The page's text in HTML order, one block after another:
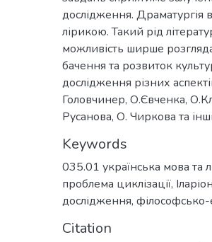
дослідження. Драматургія
лірикою. Такий рід
можливість ширше
бачення та розвиток
дослідження різних
Головчинер, О.Євченка,
Русанова, О. Чиркова та
Keywords
035.01 українська мова та
проблема циклізації,
дослідження, філософсько-
Citation